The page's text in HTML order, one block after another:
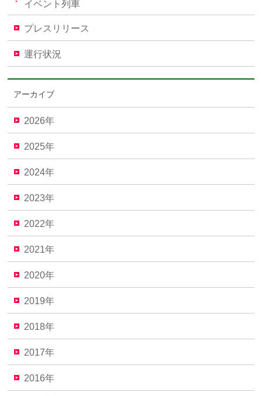
イベント列車
プレスリリース
運行状況
アーカイブ
2026年
2025年
2024年
2023年
2022年
2021年
2020年
2019年
2018年
2017年
2016年